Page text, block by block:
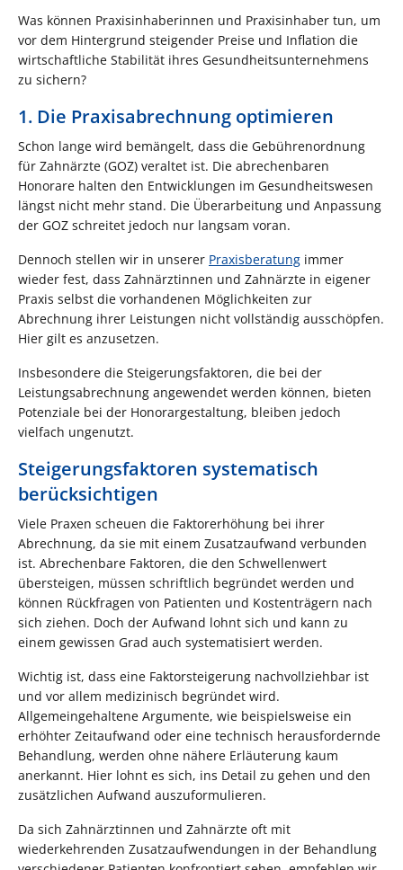
Was können Praxisinhaberinnen und Praxisinhaber tun, um
vor dem Hintergrund steigender Preise und Inflation die
wirtschaftliche Stabilität ihres Gesundheitsunternehmens
zu sichern?
1. Die Praxisabrechnung optimieren
Schon lange wird bemängelt, dass die Gebührenordnung
für Zahnärzte (GOZ) veraltet ist. Die abrechenbaren
Honorare halten den Entwicklungen im Gesundheitswesen
längst nicht mehr stand. Die Überarbeitung und Anpassung
der GOZ schreitet jedoch nur langsam voran.
Dennoch stellen wir in unserer Praxisberatung immer
wieder fest, dass Zahnärztinnen und Zahnärzte in eigener
Praxis selbst die vorhandenen Möglichkeiten zur
Abrechnung ihrer Leistungen nicht vollständig ausschöpfen.
Hier gilt es anzusetzen.
Insbesondere die Steigerungsfaktoren, die bei der
Leistungsabrechnung angewendet werden können, bieten
Potenziale bei der Honorargestaltung, bleiben jedoch
vielfach ungenutzt.
Steigerungsfaktoren systematisch
berücksichtigen
Viele Praxen scheuen die Faktorerhöhung bei ihrer
Abrechnung, da sie mit einem Zusatzaufwand verbunden
ist. Abrechenbare Faktoren, die den Schwellenwert
übersteigen, müssen schriftlich begründet werden und
können Rückfragen von Patienten und Kostenträgern nach
sich ziehen. Doch der Aufwand lohnt sich und kann zu
einem gewissen Grad auch systematisiert werden.
Wichtig ist, dass eine Faktorsteigerung nachvollziehbar ist
und vor allem medizinisch begründet wird.
Allgemeingehaltene Argumente, wie beispielsweise ein
erhöhter Zeitaufwand oder eine technisch herausfordernde
Behandlung, werden ohne nähere Erläuterung kaum
anerkannt. Hier lohnt es sich, ins Detail zu gehen und den
zusätzlichen Aufwand auszuformulieren.
Da sich Zahnärztinnen und Zahnärzte oft mit
wiederkehrenden Zusatzaufwendungen in der Behandlung